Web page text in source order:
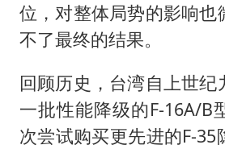
位，对整体局势的影响也
不了最终的结果。
回顾历史，台湾自上世纪
一批性能降级的F-16A/B
次尝试购买更先进的F-35